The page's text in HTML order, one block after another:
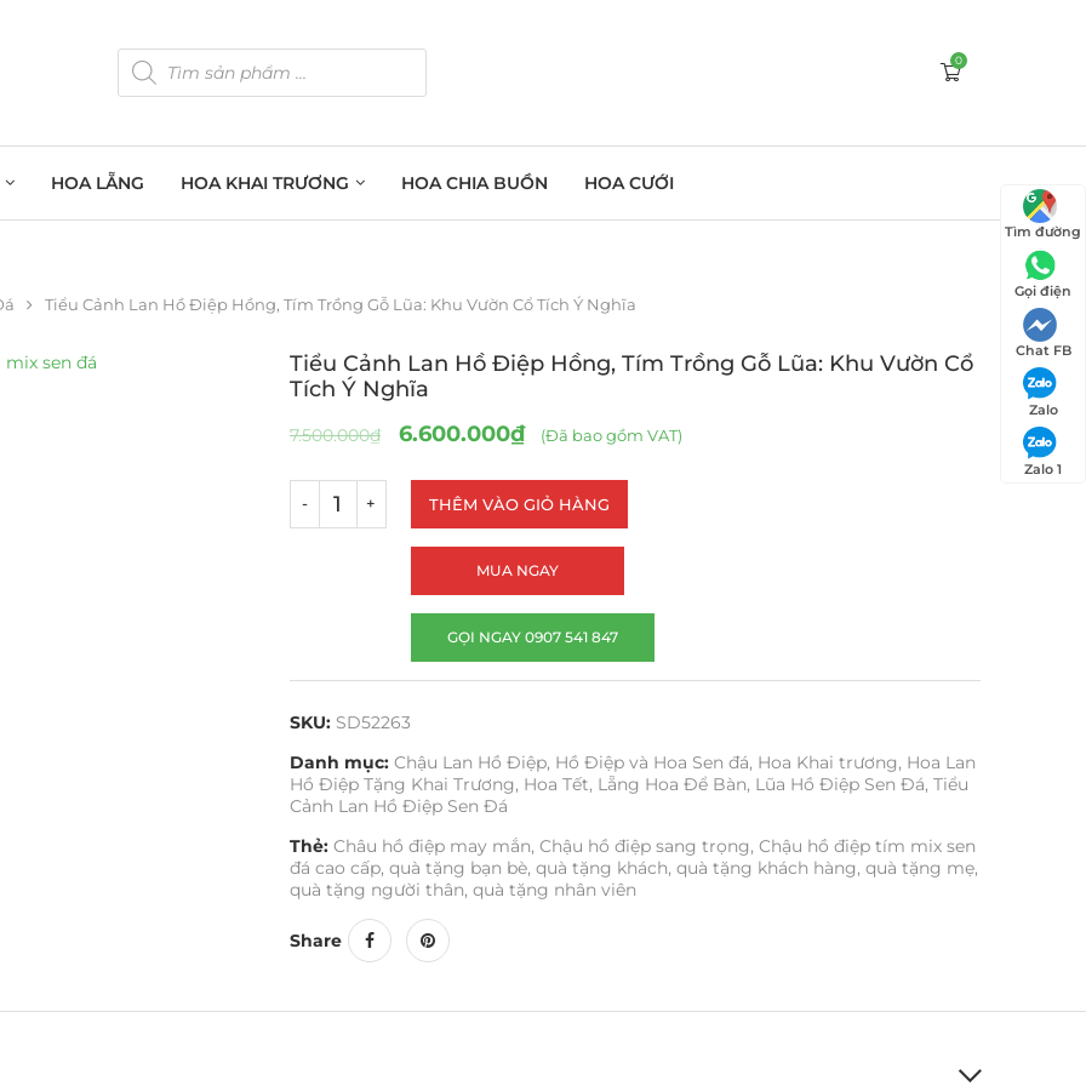
0
HOA LẴNG HOA KHAI TRƯƠNG HOA CHIA BUỒN HOA CƯỚI
Tiểu Cảnh Lan Hồ Điệp Hồng, Tím Trồng Gỗ Lũa: Khu Vườn Cổ Tích Ý Nghĩa
Tiểu Cảnh Lan Hồ Điệp Hồng, Tím Trồng Gỗ Lũa: Khu Vườn Cổ
Tích Ý Nghĩa
7.500.000₫ 6.600.000₫ (Đã bao gồm VAT)
THÊM VÀO GIỎ HÀNG
MUA NGAY
GỌI NGAY 0907 541 847
SKU: SD52263
Danh mục: Chậu Lan Hồ Điệp, Hồ Điệp và Hoa Sen đá, Hoa Khai trương, Hoa Lan
Hồ Điệp Tặng Khai Trương, Hoa Tết, Lẵng Hoa Để Bàn, Lũa Hồ Điệp Sen Đá, Tiểu
Cảnh Lan Hồ Điệp Sen Đá
Thẻ: Châu hồ điệp may mắn, Chậu hồ điệp sang trọng, Chậu hồ điệp tím mix sen
đá cao cấp, quà tặng bạn bè, quà tặng khách, quà tặng khách hàng, quà tặng mẹ,
quà tặng người thân, quà tặng nhân viên
Share
Tìm đường
Gọi điện
Chat FB
Zalo
Zalo 1